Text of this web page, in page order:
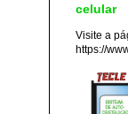
celular
Visite a
https://